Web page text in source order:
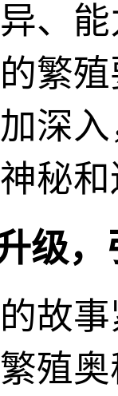
、
繁
深
秘
级
故
殖